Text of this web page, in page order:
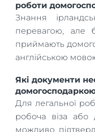
роботи
Знання
перевагою, але
приймають
англійською
Які документи
домогосподаркою
Для легальної
робоча віза або
можливо